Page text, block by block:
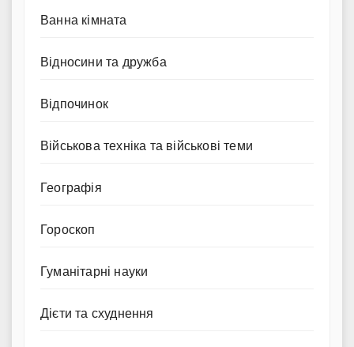
Ванна кімната
Відносини та дружба
Відпочинок
Військова техніка та військові теми
Географія
Гороскоп
Гуманітарні науки
Дієти та схуднення